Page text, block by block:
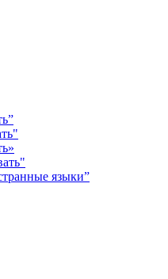
языки”